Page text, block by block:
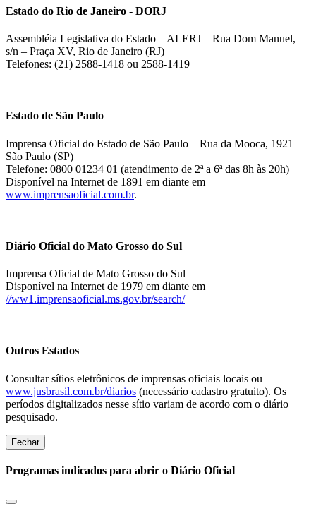
Estado do Rio de Janeiro - DORJ
Assembléia Legislativa do Estado – ALERJ – Rua Dom Manuel,
s/n – Praça XV, Rio de Janeiro (RJ)
Telefones: (21) 2588-1418 ou 2588-1419
Estado de São Paulo
Imprensa Oficial do Estado de São Paulo – Rua da Mooca, 1921 –
São Paulo (SP)
Telefone: 0800 01234 01 (atendimento de 2ª a 6ª das 8h às 20h)
Disponível na Internet de 1891 em diante em
www.imprensaoficial.com.br.
Diário Oficial do Mato Grosso do Sul
Imprensa Oficial de Mato Grosso do Sul
Disponível na Internet de 1979 em diante em
//ww1.imprensaoficial.ms.gov.br/search/
Outros Estados
Consultar sítios eletrônicos de imprensas oficiais locais ou
www.jusbrasil.com.br/diarios (necessário cadastro gratuito). Os
períodos digitalizados nesse sítio variam de acordo com o diário
pesquisado.
Fechar
Programas indicados para abrir o Diário Oficial